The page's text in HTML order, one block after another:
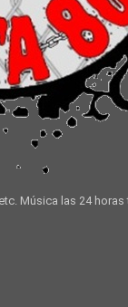
Música las 24